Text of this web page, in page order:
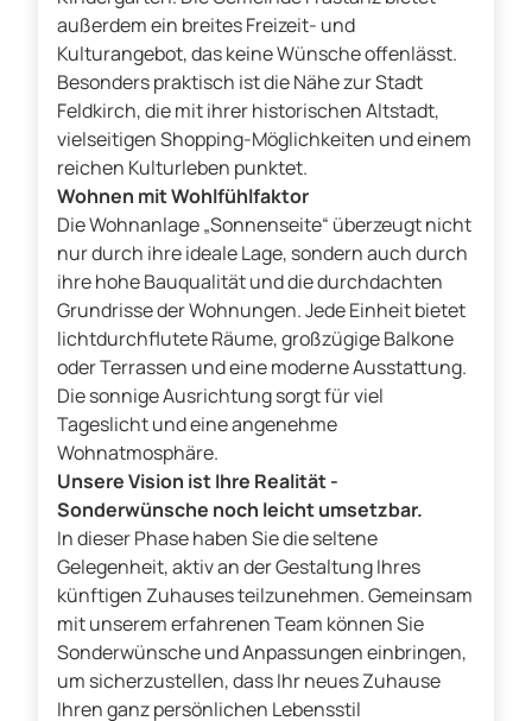
außerdem ein breites Freizeit- und
Kulturangebot, das keine Wünsche offenlässt.
Besonders praktisch ist die Nähe zur Stadt
Feldkirch, die mit ihrer historischen Altstadt,
vielseitigen Shopping-Möglichkeiten und einem
reichen Kulturleben punktet.
Wohnen mit Wohlfühlfaktor
Die Wohnanlage „Sonnenseite“ überzeugt nicht
nur durch ihre ideale Lage, sondern auch durch
ihre hohe Bauqualität und die durchdachten
Grundrisse der Wohnungen. Jede Einheit bietet
lichtdurchflutete Räume, großzügige Balkone
oder Terrassen und eine moderne Ausstattung.
Die sonnige Ausrichtung sorgt für viel
Tageslicht und eine angenehme
Wohnatmosphäre.
Unsere Vision ist Ihre Realität -
Sonderwünsche noch leicht umsetzbar.
In dieser Phase haben Sie die seltene
Gelegenheit, aktiv an der Gestaltung Ihres
künftigen Zuhauses teilzunehmen. Gemeinsam
mit unserem erfahrenen Team können Sie
Sonderwünsche und Anpassungen einbringen,
um sicherzustellen, dass Ihr neues Zuhause
Ihren ganz persönlichen Lebensstil